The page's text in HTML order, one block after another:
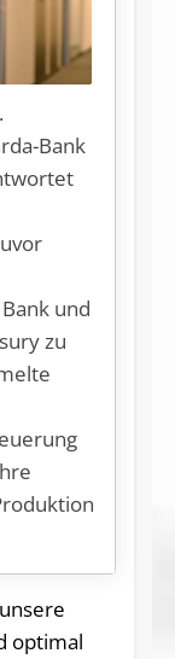
Bank
und
zu
optimal